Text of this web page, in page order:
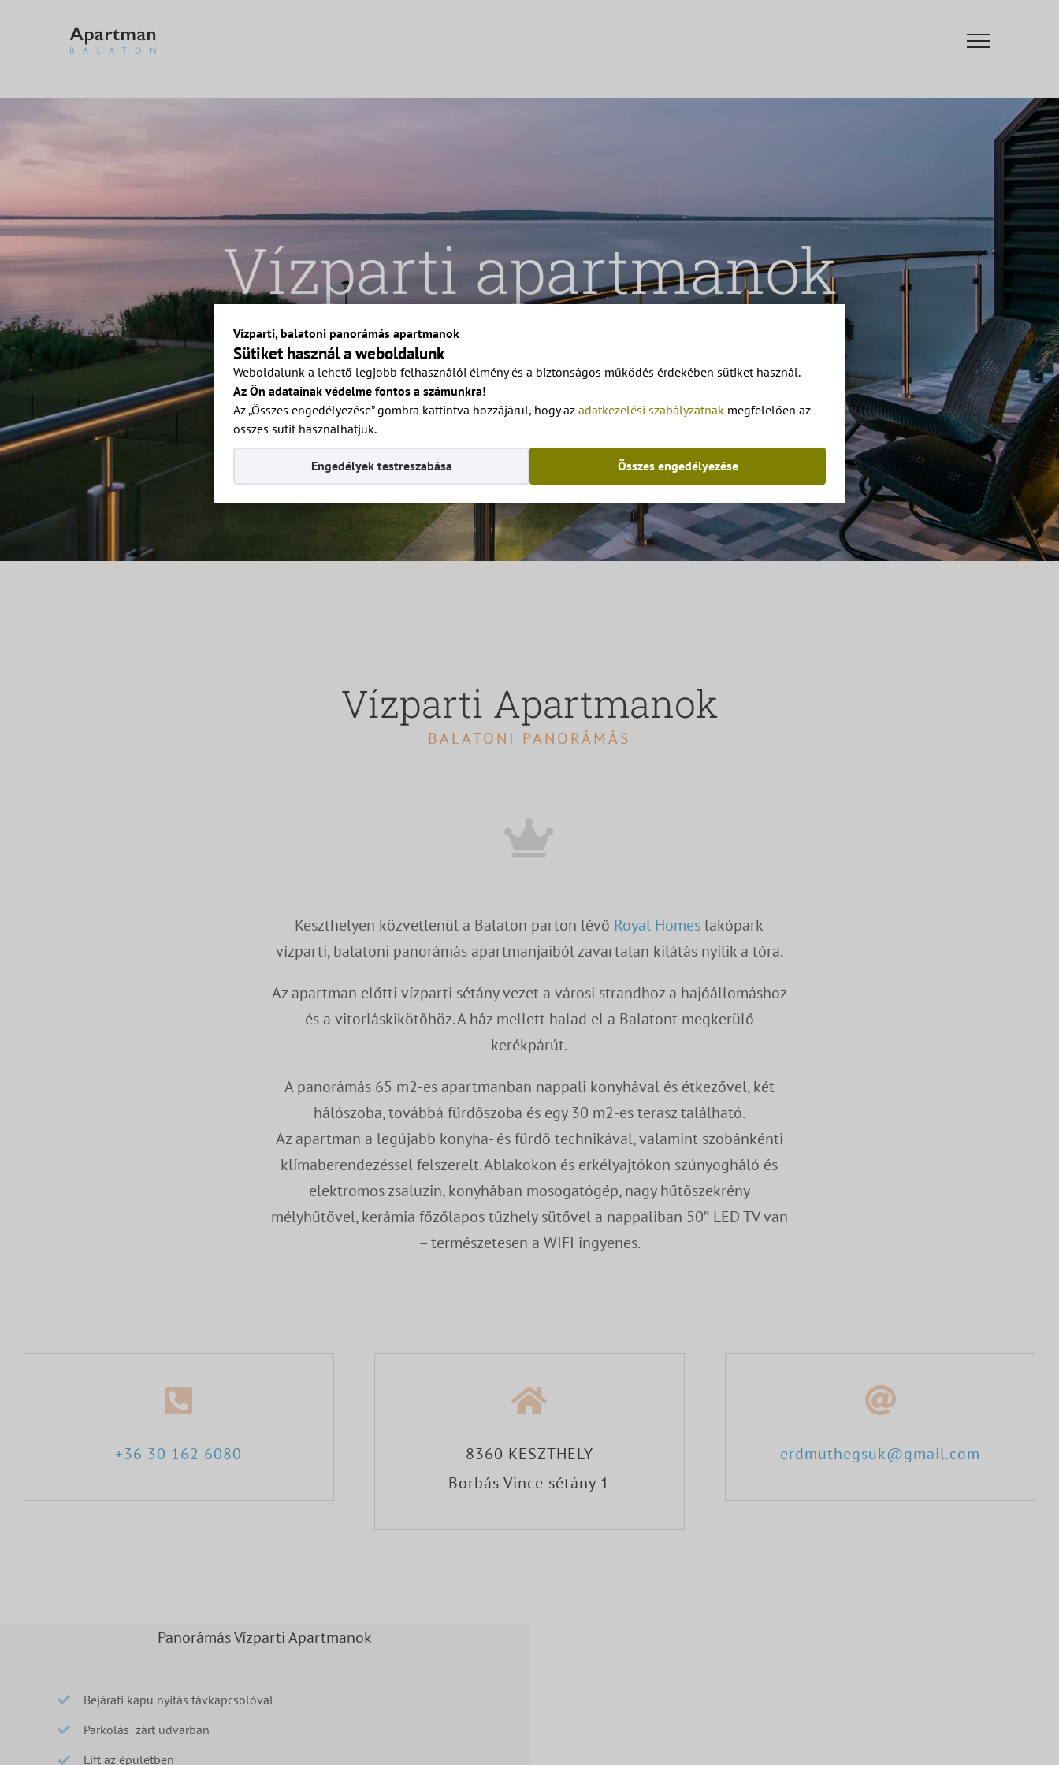
Vízparti, balatoni panorámás apartmanok
Sütiket használ a weboldalunk
Weboldalunk a lehető legjobb felhasználói élmény és a biztonságos működés érdekében sütiket használ.
Az Ön adatainak védelme fontos a számunkra!
Az „Összes engedélyezése” gombra kattintva hozzájárul, hogy az adatkezelési szabályzatnak megfelelően az
összes sütit használhatjuk.
Összes engedélyezése
Engedélyek testreszabása
Vízparti apartmanok
BALATONI PANORÁMÁVAL
Vízparti Apartmanok
BALATONI PANORÁMÁS
Keszthelyen közvetlenül a Balaton parton lévő Royal Homes lakópark
vízparti, balatoni panorámás apartmanjaiból zavartalan kilátás nyílik a tóra.
Az apartman előtti vízparti sétány vezet a városi strandhoz a hajóállomáshoz
és a vitorláskikötőhöz. A ház mellett halad el a Balatont megkerülő
kerékpárút.
A panorámás 65 m2-es apartmanban nappali konyhával és étkezővel, két
hálószoba, továbbá fürdőszoba és egy 30 m2-es terasz található.
Az apartman a legújabb konyha- és fürdő technikával, valamint szobánkénti
klímaberendezéssel felszerelt. Ablakokon és erkélyajtókon szúnyogháló és
elektromos zsaluzin, konyhában mosogatógép, nagy hűtőszekrény
mélyhűtővel, kerámia főzőlapos tűzhely sütővel a nappaliban 50″ LED TV van
– természetesen a WIFI ingyenes.
+36 30 162 6080
8360 KESZTHELY
Borbás Vince sétány 1
erdmuthegsuk@gmail.com
Panorámás Vízparti Apartmanok
Bejárati kapu nyitás távkapcsolóval
Parkolás zárt udvarban
Lift az épületben